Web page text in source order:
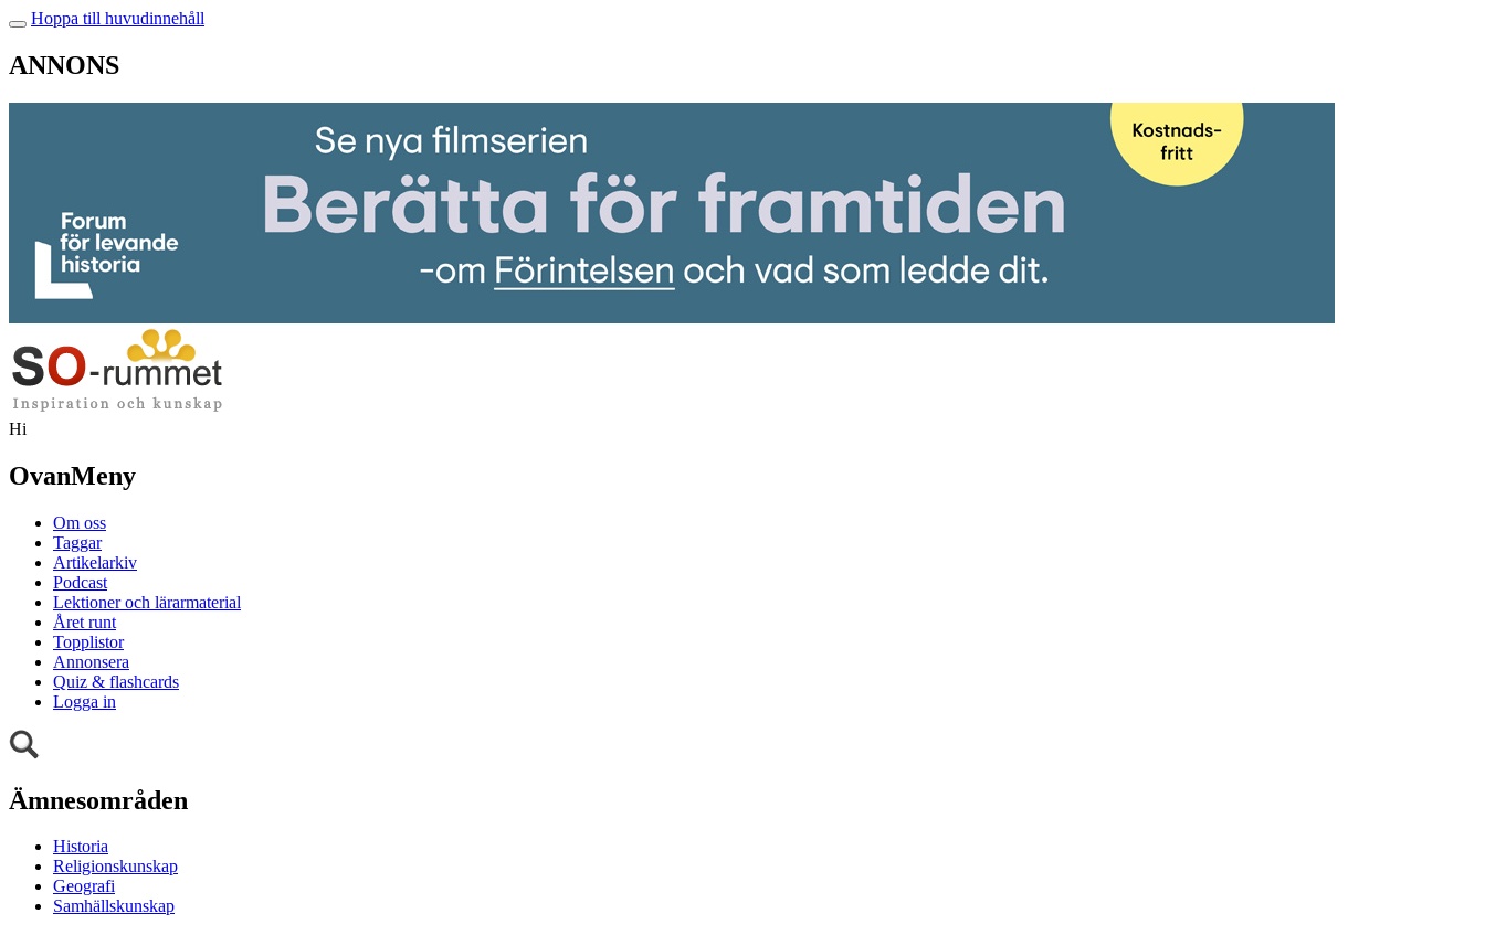
Hoppa till huvudinnehåll
ANNONS
Hi
OvanMeny
Om oss
Taggar
Artikelarkiv
Podcast
Lektioner och lärarmaterial
Året runt
Topplistor
Annonsera
Quiz & flashcards
Logga in
Ämnesområden
Historia
Religionskunskap
Geografi
Samhällskunskap